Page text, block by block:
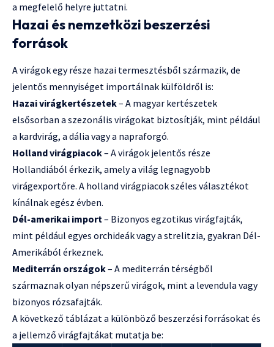
a megfelelő helyre juttatni.
Hazai és nemzetközi beszerzési
források
A virágok egy része hazai termesztésből származik, de
jelentős mennyiséget importálnak külföldről is:
Hazai virágkertészetek– A magyar kertészetek
elsősorban a szezonális virágokat biztosítják, mint például
a kardvirág, a dália vagy a napraforgó.
Holland virágpiacok– A virágok jelentős része
Hollandiából érkezik, amely a világ legnagyobb
virágexportőre. A holland virágpiacok széles választékot
kínálnak egész évben.
Dél-amerikai import– Bizonyos egzotikus virágfajták,
mint például egyes orchideák vagy a strelitzia, gyakran Dél-
Amerikából érkeznek.
Mediterrán országok– A mediterrán térségből
származnak olyan népszerű virágok, mint a levendula vagy
bizonyos rózsafajták.
A következő táblázat a különböző beszerzési forrásokat és
a jellemző virágfajtákat mutatja be: